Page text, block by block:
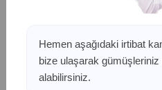
koleksiyoner kitlesine sahiptir.
sağlayabilirsiniz.
Eski plak alan firmamız,
plak koleksiyonlarınızı titizlikle
Hemen aşağıdaki irtibat
bize ulaşarak
alabilirsiniz.